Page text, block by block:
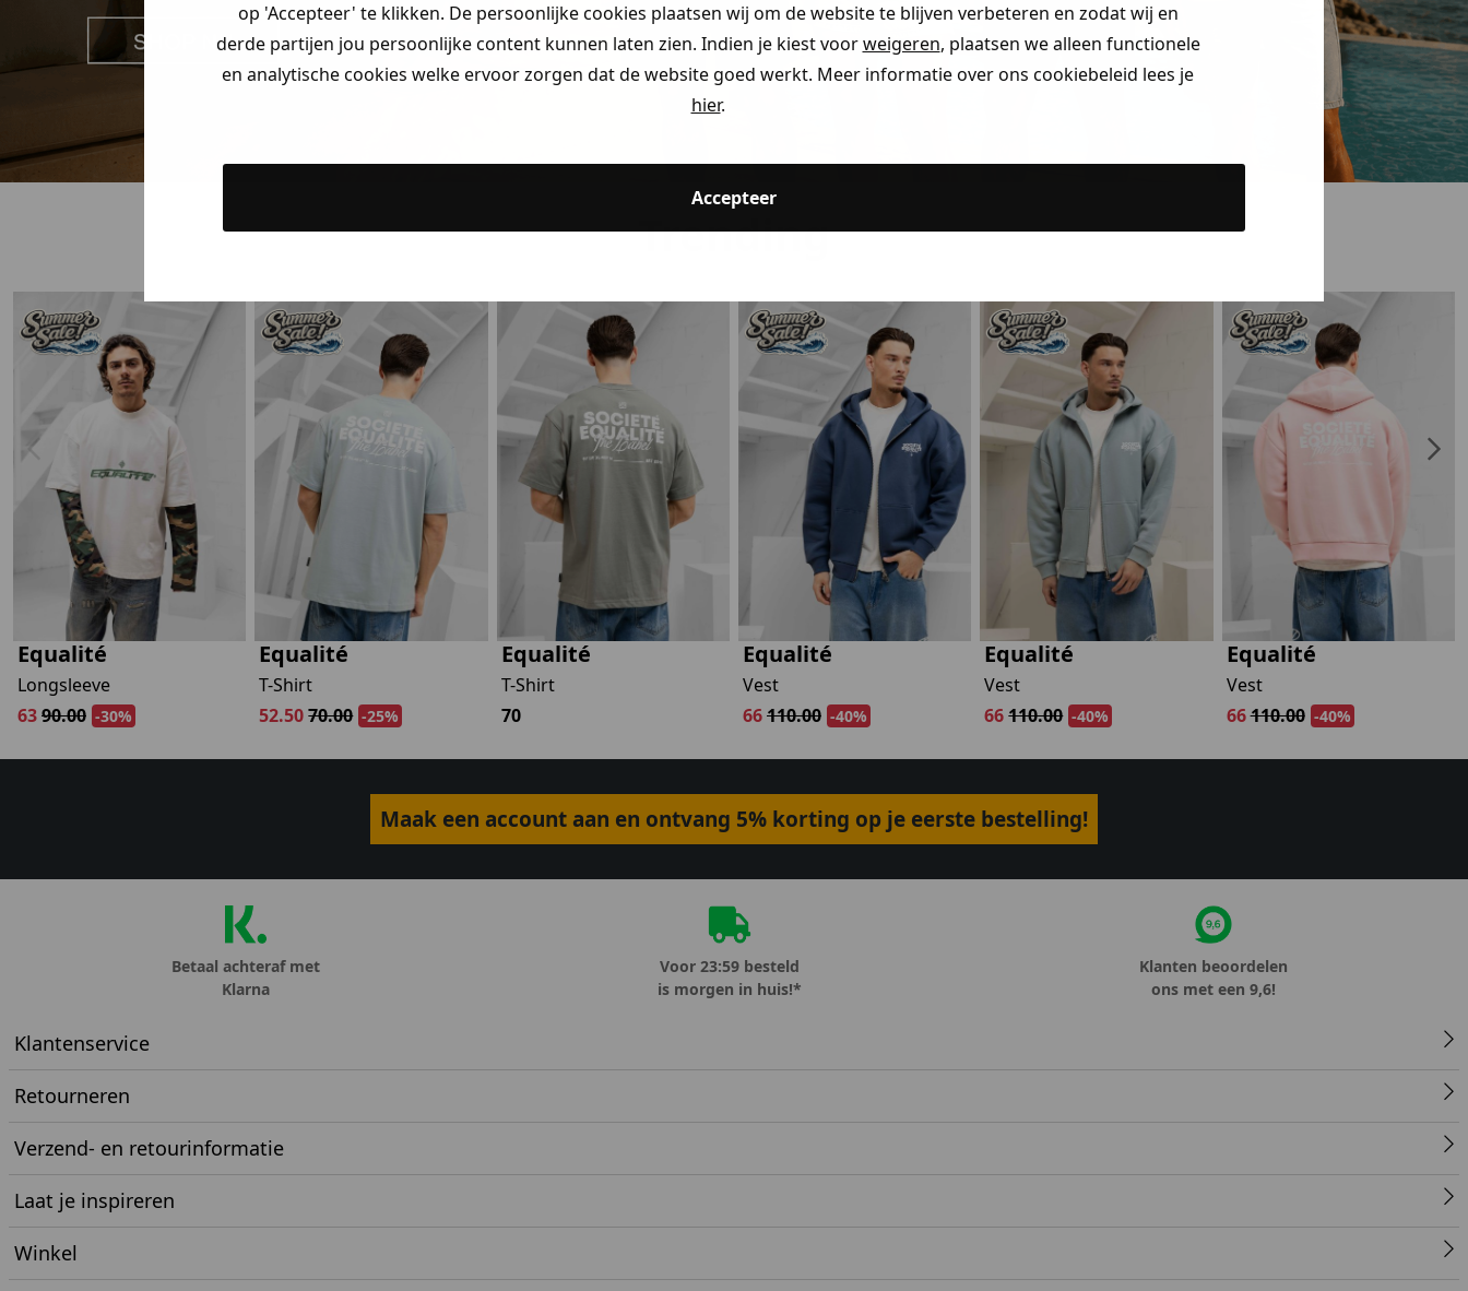
op 'Accepteer' te klikken. De persoonlijke cookies plaatsen wij om de website te blijven verbeteren en zodat wij en
derde partijen jou persoonlijke content kunnen laten zien. Indien je kiest voorweigeren, plaatsen we alleen functionele
en analytische cookies welke ervoor zorgen dat de website goed werkt. Meer informatie over ons cookiebeleid lees je
hier.
Accepteer
Trending
Equalité
Longsleeve
6390.00 -30%
Equalité
T-Shirt
52.5070.00 -25%
Equalité
T-Shirt
70
Equalité
Vest
66110.00 -40%
Equalité
Vest
66110.00 -40%
Equalité
Vest
66110.00 -40%
Maak een account aan en ontvang 5% korting op je eerste bestelling!
Betaal achteraf met
Klarna
Voor 23:59 besteld
is morgen in huis!*
Klanten beoordelen
ons met een 9,6!
Klantenservice
Retourneren
Verzend- en retourinformatie
Laat je inspireren
Winkel